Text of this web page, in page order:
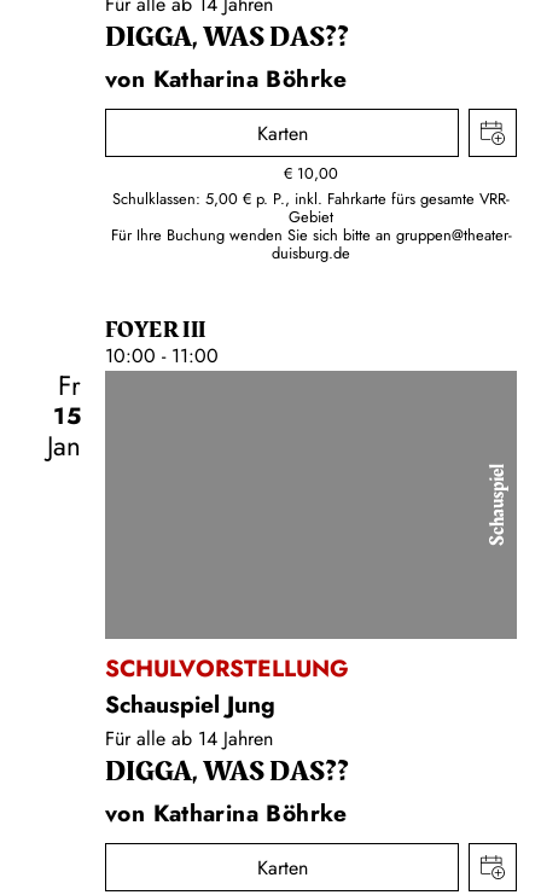
DIGGA, WAS DAS??
von Katharina Böhrke
Karten
€ 10,00
Schulklassen: 5,00 € p. P., inkl. Fahrkarte fürs gesamte VRR-
Gebiet
Für Ihre Buchung wenden Sie sich bitte an gruppen@theater-
duisburg.de
FOYER III
10:00 - 11:00
Fr
15
Jan
Schauspiel
SCHULVORSTELLUNG
Schauspiel Jung
Für alle ab 14 Jahren
DIGGA, WAS DAS??
von Katharina Böhrke
Karten